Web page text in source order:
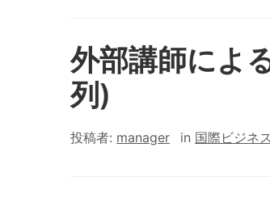
外部講師によ
列)
投稿者: manager in 国際ビジネ